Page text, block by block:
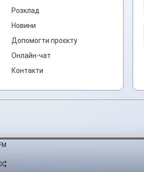
Розклад
Новини
Допомогти проєкту
Онлайн-чат
Контакти